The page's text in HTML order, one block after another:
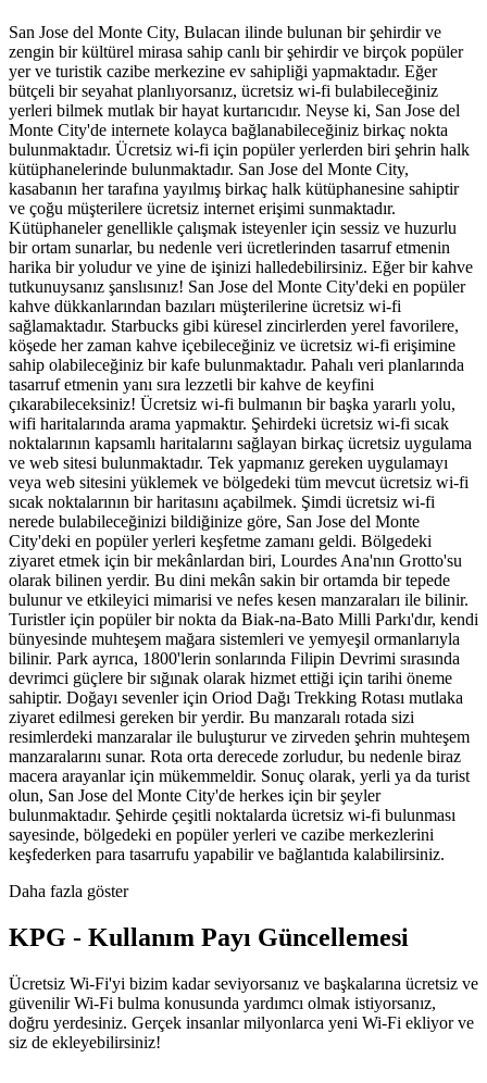
San Jose del Monte City, Bulacan ilinde bulunan bir şehirdir ve
zengin bir kültürel mirasa sahip canlı bir şehirdir ve birçok popüler
yer ve turistik cazibe merkezine ev sahipliği yapmaktadır. Eğer
bütçeli bir seyahat planlıyorsanız, ücretsiz wi-fi bulabileceğiniz
yerleri bilmek mutlak bir hayat kurtarıcıdır. Neyse ki, San Jose del
Monte City'de internete kolayca bağlanabileceğiniz birkaç nokta
bulunmaktadır. Ücretsiz wi-fi için popüler yerlerden biri şehrin halk
kütüphanelerinde bulunmaktadır. San Jose del Monte City,
kasabanın her tarafına yayılmış birkaç halk kütüphanesine sahiptir
ve çoğu müşterilere ücretsiz internet erişimi sunmaktadır.
Kütüphaneler genellikle çalışmak isteyenler için sessiz ve huzurlu
bir ortam sunarlar, bu nedenle veri ücretlerinden tasarruf etmenin
harika bir yoludur ve yine de işinizi halledebilirsiniz. Eğer bir kahve
tutkunuysanız şanslısınız! San Jose del Monte City'deki en popüler
kahve dükkanlarından bazıları müşterilerine ücretsiz wi-fi
sağlamaktadır. Starbucks gibi küresel zincirlerden yerel favorilere,
köşede her zaman kahve içebileceğiniz ve ücretsiz wi-fi erişimine
sahip olabileceğiniz bir kafe bulunmaktadır. Pahalı veri planlarında
tasarruf etmenin yanı sıra lezzetli bir kahve de keyfini
çıkarabileceksiniz! Ücretsiz wi-fi bulmanın bir başka yararlı yolu,
wifi haritalarında arama yapmaktır. Şehirdeki ücretsiz wi-fi sıcak
noktalarının kapsamlı haritalarını sağlayan birkaç ücretsiz uygulama
ve web sitesi bulunmaktadır. Tek yapmanız gereken uygulamayı
veya web sitesini yüklemek ve bölgedeki tüm mevcut ücretsiz wi-fi
sıcak noktalarının bir haritasını açabilmek. Şimdi ücretsiz wi-fi
nerede bulabileceğinizi bildiğinize göre, San Jose del Monte
City'deki en popüler yerleri keşfetme zamanı geldi. Bölgedeki
ziyaret etmek için bir mekânlardan biri, Lourdes Ana'nın Grotto'su
olarak bilinen yerdir. Bu dini mekân sakin bir ortamda bir tepede
bulunur ve etkileyici mimarisi ve nefes kesen manzaraları ile bilinir.
Turistler için popüler bir nokta da Biak-na-Bato Milli Parkı'dır, kendi
bünyesinde muhteşem mağara sistemleri ve yemyeşil ormanlarıyla
bilinir. Park ayrıca, 1800'lerin sonlarında Filipin Devrimi sırasında
devrimci güçlere bir sığınak olarak hizmet ettiği için tarihi öneme
sahiptir. Doğayı sevenler için Oriod Dağı Trekking Rotası mutlaka
ziyaret edilmesi gereken bir yerdir. Bu manzaralı rotada sizi
resimlerdeki manzaralar ile buluşturur ve zirveden şehrin muhteşem
manzaralarını sunar. Rota orta derecede zorludur, bu nedenle biraz
macera arayanlar için mükemmeldir. Sonuç olarak, yerli ya da turist
olun, San Jose del Monte City'de herkes için bir şeyler
bulunmaktadır. Şehirde çeşitli noktalarda ücretsiz wi-fi bulunması
sayesinde, bölgedeki en popüler yerleri ve cazibe merkezlerini
keşfederken para tasarrufu yapabilir ve bağlantıda kalabilirsiniz.
Daha fazla göster
KPG - Kullanım Payı Güncellemesi
Ücretsiz Wi-Fi'yi bizim kadar seviyorsanız ve başkalarına ücretsiz ve
güvenilir Wi-Fi bulma konusunda yardımcı olmak istiyorsanız,
doğru yerdesiniz. Gerçek insanlar milyonlarca yeni Wi-Fi ekliyor ve
siz de ekleyebilirsiniz!